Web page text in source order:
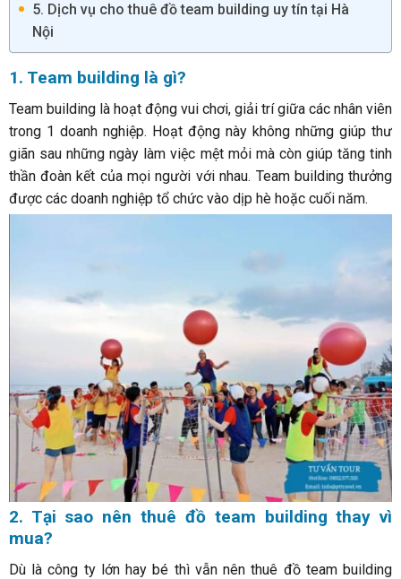
5. Dịch vụ cho thuê đồ team building uy tín tại Hà
Nội
1. Team building là gì?
Team building là hoạt động vui chơi, giải trí giữa các nhân viên
trong 1 doanh nghiệp. Hoạt động này không những giúp thư
giãn sau những ngày làm việc mệt mỏi mà còn giúp tăng tinh
thần đoàn kết của mọi người với nhau. Team building thưởng
được các doanh nghiệp tổ chức vào dịp hè hoặc cuối năm.
2. Tại sao nên thuê đồ team building thay vì
mua?
Dù là công ty lớn hay bé thì vẫn nên thuê đồ team building